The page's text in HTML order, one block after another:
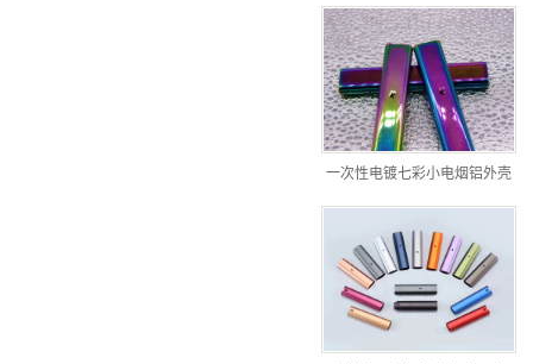
一次性电镀七彩小电烟铝外壳